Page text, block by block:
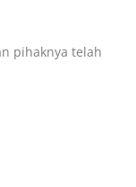
pihaknya telah